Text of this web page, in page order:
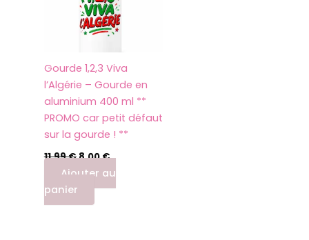
Gourde 1,2,3 Viva
l’Algérie – Gourde en
aluminium 400 ml **
PROMO car petit défaut
sur la gourde ! **
11,99€8,00€
Ajouter au
panier